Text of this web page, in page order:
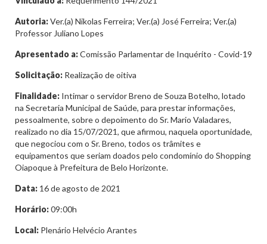
Autoria:Ver.(a) Nikolas Ferreira; Ver.(a) José Ferreira; Ver.(a)
Professor Juliano Lopes
Apresentado a:Comissão Parlamentar de Inquérito - Covid-19
Solicitação: Realização de oitiva
Finalidade: Intimar o servidor Breno de Souza Botelho, lotado
na Secretaria Municipal de Saúde, para prestar informações,
pessoalmente, sobre o depoimento do Sr. Mario Valadares,
realizado no dia 15/07/2021, que afirmou, naquela oportunidade,
que negociou com o Sr. Breno, todos os trâmites e
equipamentos que seriam doados pelo condomínio do Shopping
Oiapoque à Prefeitura de Belo Horizonte.
Data: 16 de agosto de 2021
Horário:09:00h
Local: Plenário Helvécio Arantes